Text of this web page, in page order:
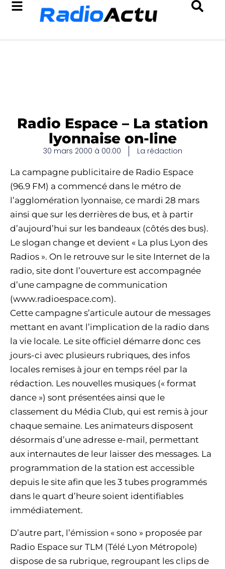
Radio Espace – La station
lyonnaise on-line
30 mars 2000 à 00:00 La rédaction
La campagne publicitaire de Radio Espace
(96.9 FM) a commencé dans le métro de
l’agglomération lyonnaise, ce mardi 28 mars
ainsi que sur les derrières de bus, et à partir
d’aujourd’hui sur les bandeaux (côtés des bus).
Le slogan change et devient « La plus Lyon des
Radios ». On le retrouve sur le site Internet de la
radio, site dont l’ouverture est accompagnée
d’une campagne de communication
(www.radioespace.com).
Cette campagne s’articule autour de messages
mettant en avant l’implication de la radio dans
la vie locale. Le site officiel démarre donc ces
jours-ci avec plusieurs rubriques, des infos
locales remises à jour en temps réel par la
rédaction. Les nouvelles musiques (« format
dance ») sont présentées ainsi que le
classement du Média Club, qui est remis à jour
chaque semaine. Les animateurs disposent
désormais d’une adresse e-mail, permettant
aux internautes de leur laisser des messages. La
programmation de la station est accessible
depuis le site afin que les 3 tubes programmés
dans le quart d’heure soient identifiables
immédiatement.
D’autre part, l’émission « sono » proposée par
Radio Espace sur TLM (Télé Lyon Métropole)
dispose de sa rubrique, regroupant les clips de